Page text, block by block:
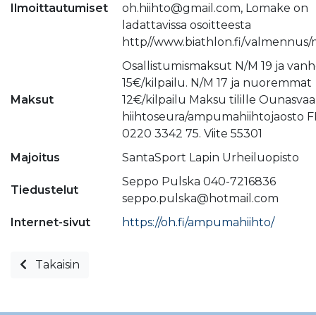
Ilmoittautumiset
oh.hiihto@gmail.com, Lomake on
ladattavissa osoitteesta
http//www.biathlon.fi/valmennus/
Maksut
Osallistumismaksut N/M 19 ja
15€/kilpailu. N/M 17 ja nuoremmat
12€/kilpailu Maksu tilille
hiihtoseura/ampumahiihtojaosto
0220 3342 75. Viite 55301
Majoitus
SantaSport Lapin Urheiluopisto
Tiedustelut
Seppo Pulska 040-7216836
seppo.pulska@hotmail.com
Internet-sivut
https://oh.fi/ampumahiihto/
Takaisin